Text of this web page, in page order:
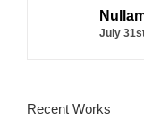
July
Recent Works